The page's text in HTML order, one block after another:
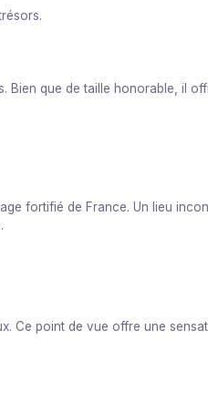
Bien que de taille honorable, il
fortifié de France. Un lieu
Ce point de vue offre une